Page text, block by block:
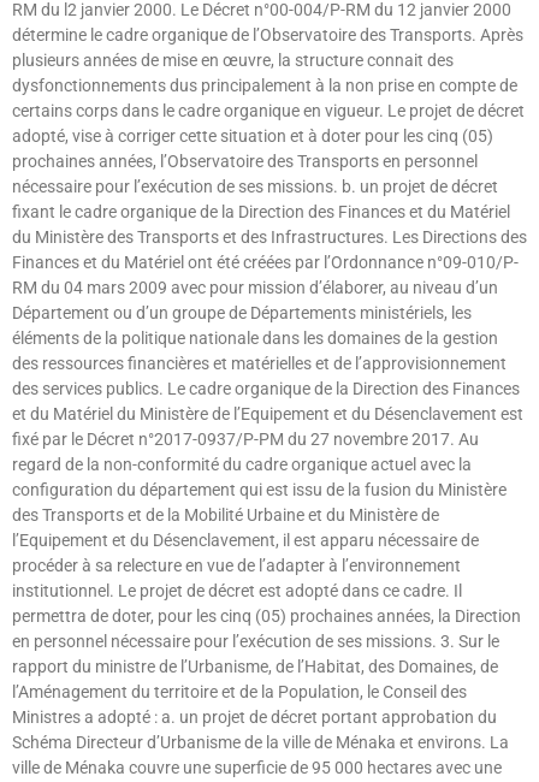
RM du l2 janvier 2000. Le Décret n°00-004/P-RM du 12 janvier 2000
détermine le cadre organique de l’Observatoire des Transports. Après
plusieurs années de mise en œuvre, la structure connait des
dysfonctionnements dus principalement à la non prise en compte de
certains corps dans le cadre organique en vigueur. Le projet de décret
adopté, vise à corriger cette situation et à doter pour les cinq (05)
prochaines années, l’Observatoire des Transports en personnel
nécessaire pour l’exécution de ses missions. b. un projet de décret
fixant le cadre organique de la Direction des Finances et du Matériel
du Ministère des Transports et des Infrastructures. Les Directions des
Finances et du Matériel ont été créées par l’Ordonnance n°09-010/P-
RM du 04 mars 2009 avec pour mission d’élaborer, au niveau d’un
Département ou d’un groupe de Départements ministériels, les
éléments de la politique nationale dans les domaines de la gestion
des ressources financières et matérielles et de l’approvisionnement
des services publics. Le cadre organique de la Direction des Finances
et du Matériel du Ministère de l’Equipement et du Désenclavement est
fixé par le Décret n°2017-0937/P-PM du 27 novembre 2017. Au
regard de la non-conformité du cadre organique actuel avec la
configuration du département qui est issu de la fusion du Ministère
des Transports et de la Mobilité Urbaine et du Ministère de
l’Equipement et du Désenclavement, il est apparu nécessaire de
procéder à sa relecture en vue de l’adapter à l’environnement
institutionnel. Le projet de décret est adopté dans ce cadre. Il
permettra de doter, pour les cinq (05) prochaines années, la Direction
en personnel nécessaire pour l’exécution de ses missions. 3. Sur le
rapport du ministre de l’Urbanisme, de l’Habitat, des Domaines, de
l’Aménagement du territoire et de la Population, le Conseil des
Ministres a adopté : a. un projet de décret portant approbation du
Schéma Directeur d’Urbanisme de la ville de Ménaka et environs. La
ville de Ménaka couvre une superficie de 95 000 hectares avec une